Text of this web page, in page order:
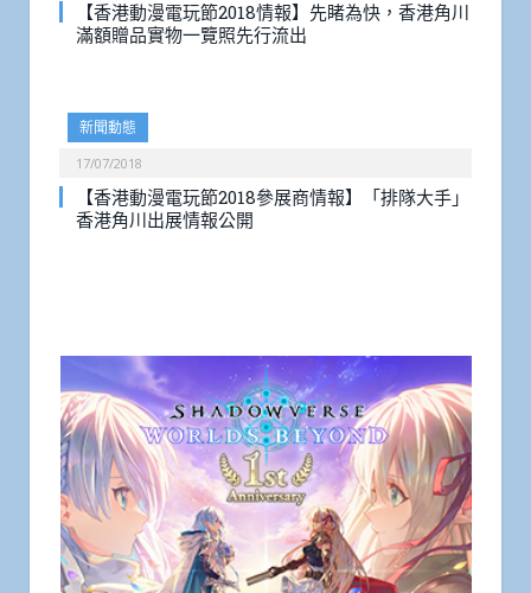
【香港動漫電玩節2018情報】先睹為快，香港角川
滿額贈品實物一覽照先行流出
新聞動態
17/07/2018
【香港動漫電玩節2018參展商情報】「排隊大手」
香港角川出展情報公開